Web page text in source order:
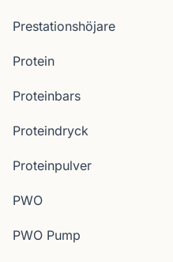
Prestationshöjare
Protein
Proteinbars
Proteindryck
Proteinpulver
PWO
PWO Pump